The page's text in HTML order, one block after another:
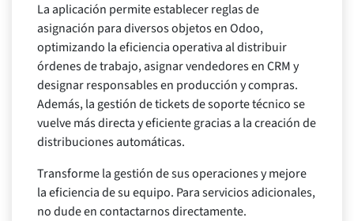
La aplicación permite establecer reglas de
asignación para diversos objetos en Odoo,
optimizando la eficiencia operativa al distribuir
órdenes de trabajo, asignar vendedores en CRM y
designar responsables en producción y compras.
Además, la gestión de tickets de soporte técnico se
vuelve más directa y eficiente gracias a la creación de
distribuciones automáticas.
Transforme la gestión de sus operaciones y mejore
la eficiencia de su equipo. Para servicios adicionales,
no dude en contactarnos directamente.